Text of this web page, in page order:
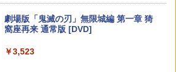
【楽天ブックス限定特典+特典】ドラゴ
ンクエストモンスターズ4 枯れ木の国
タペストリー+【早期購入封入特典】冒
ソニーインタラクティブエンタテインメ
ニンテンドープリペイド番号 9000円|オ
【純正品】DualSense ワイヤレスコン
【純正品】Xbox 充電式バッテリー + US
劇場版「鬼滅の刃」無限城編 第一章 猗
窩座再来 通常版 [DVD]
￥3,523